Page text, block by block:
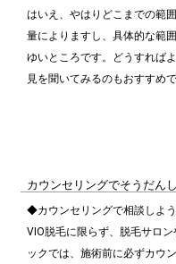
はいえ、やはりどこまでの範
量によりますし、具体的な範
ゆいところです。どうすれば
見を聞いてみるのもおすすめで
カウンセリングでそうだん
◆カウンセリングで相談しよう
VIO脱毛に限らず、脱毛サロ
ックでは、施術前に必ずカウ